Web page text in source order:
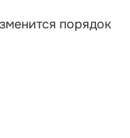
порядок